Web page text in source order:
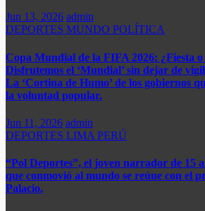
Jun 13, 2026 admin
DEPORTES MUNDO POLÍTICA
Copa Mundial de la FIFA 2026: ¿Fiesta
Disfrutemos el ‘Mundial’ sin dejar de
La ‘Cortina de Humo’ de los gobiernos
la voluntad popular.
Jun 11, 2026 admin
DEPORTES LIMA PERÚ
“Pol Deportes”, el joven narrador de 15
que conmovió al mundo se reúne con el
Palacio.